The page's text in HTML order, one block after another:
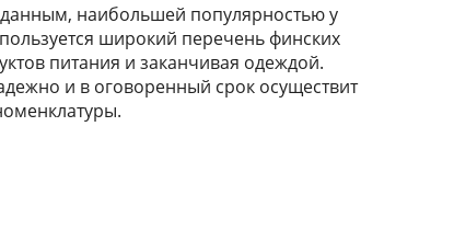
данным, наибольшей популярностью у
широкий перечень финских
питания и заканчивая одеждой.
и в оговоренный срок осуществит